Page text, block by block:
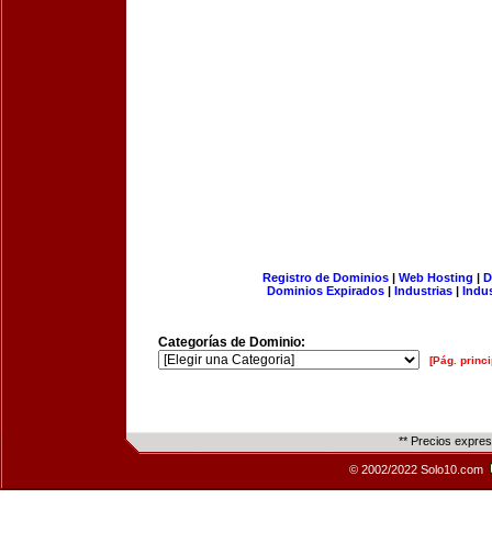
Registro de Dominios| Web Hosting |
Dominios Expirados | Industrias |
Categorías de Dominio:
[Pág.
** Precios
© 2002/2022 Solo10.com